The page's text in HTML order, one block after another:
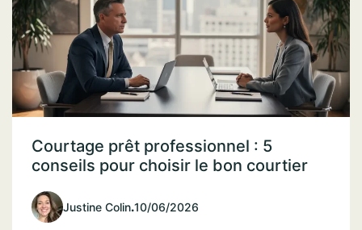
Courtage prêt professionnel : 5
conseils pour choisir le bon courtier
Justine Colin.10/06/2026